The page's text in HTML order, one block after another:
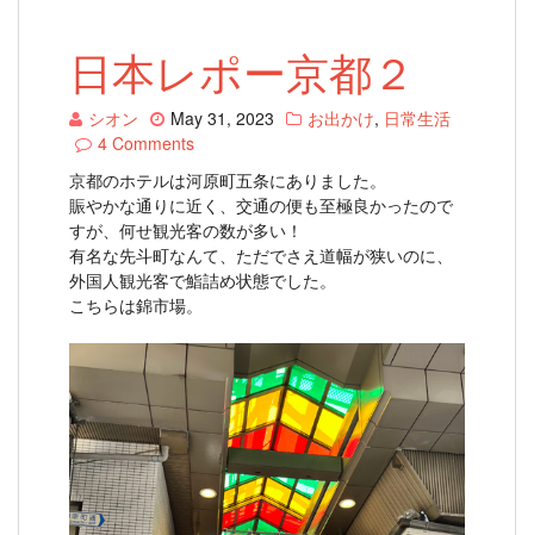
日本レポー京都２
シオン May 31, 2023 お出かけ, 日常生活
4 Comments
京都のホテルは河原町五条にありました。
賑やかな通りに近く、交通の便も至極良かったので
すが、何せ観光客の数が多い！
有名な先斗町なんて、ただでさえ道幅が狭いのに、
外国人観光客で鮨詰め状態でした。
こちらは錦市場。